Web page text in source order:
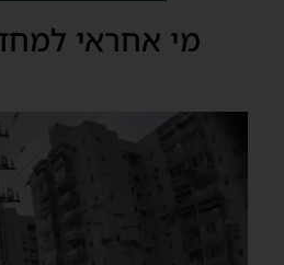
מי אחראי